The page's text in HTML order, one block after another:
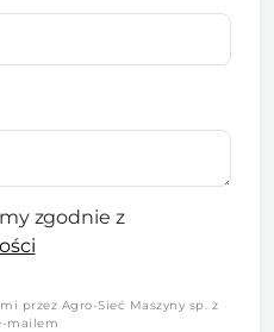
zgodnie z
przez Agro-Sieć Maszyny sp. z
mailem